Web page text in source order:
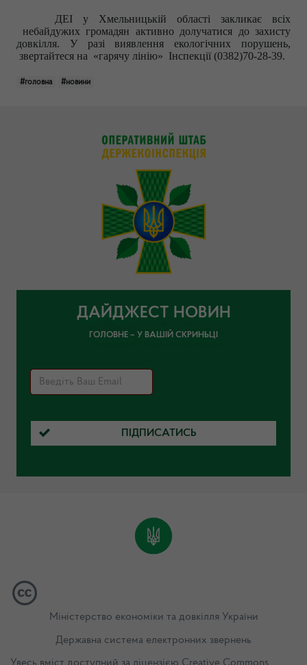
ДЕІ у Хмельницькій області закликає всіх
небайдужих громадян активно долучатися до захисту
довкілля. У разі виявлення екологічних порушень,
звертайтеся на «гарячу лінію» Інспекції (0382)70-28-39.
#головна #новини
ДАЙДЖЕСТ НОВИН
ГОЛОВНЕ – У ВАШІЙ СКРИНЬЦІ
ПІДПИСАТИСЬ
Міністерство економіки та довкілля України
Державна система електронних звернень